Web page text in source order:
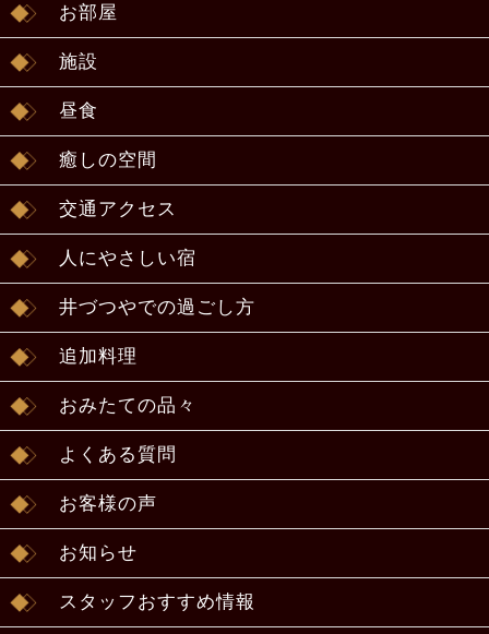
お部屋
施設
昼食
癒しの空間
交通アクセス
人にやさしい宿
井づつやでの過ごし方
追加料理
おみたての品々
よくある質問
お客様の声
お知らせ
スタッフおすすめ情報